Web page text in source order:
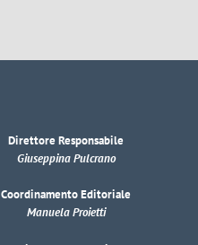
Direttore Responsabile
Giuseppina Pulcrano
Coordinamento Editoriale
Manuela Proietti